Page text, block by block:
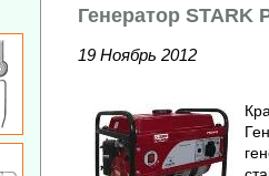
Генератор STARK
19 Ноябрь 2012